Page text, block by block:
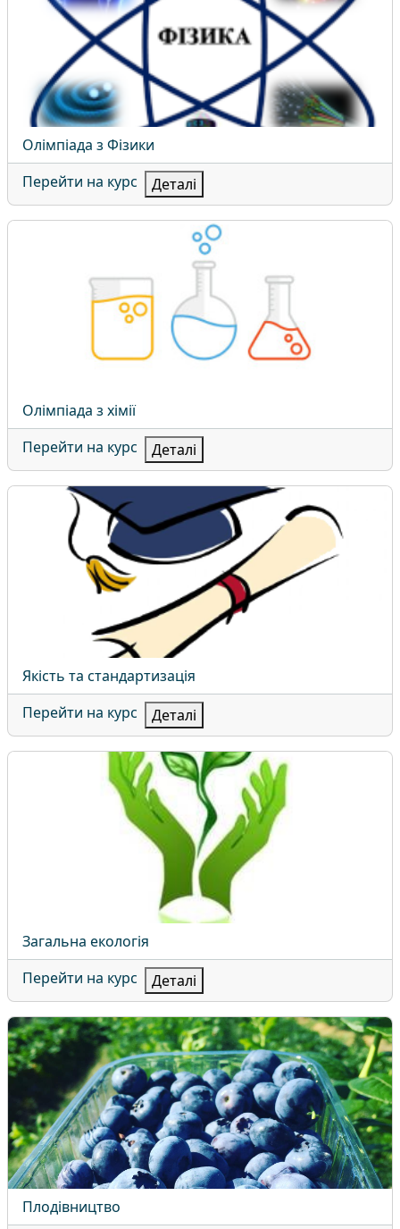
Назва курсу
Олімпіада з Фізики
Перейти на курс
Деталі
Олімпіада з хімії
Назва курсу
Олімпіада з хімії
Перейти на курс
Деталі
Якість та стандартизація
Назва курсу
Якість та стандартизація
Перейти на курс
Деталі
Загальна екологія
Назва курсу
Загальна екологія
Перейти на курс
Деталі
Плодівництво
Назва курсу
Плодівництво